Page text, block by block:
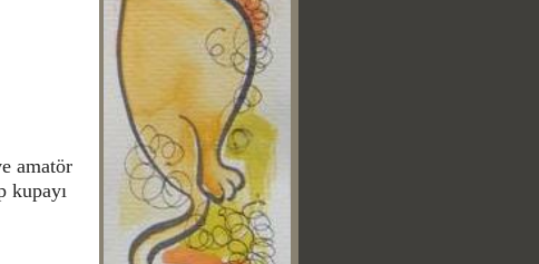
amatör
kupayı